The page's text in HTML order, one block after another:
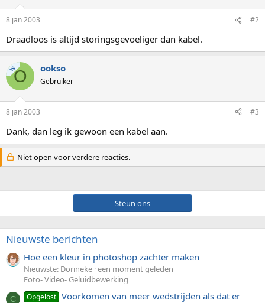
8 jan 2003 #2
Draadloos is altijd storingsgevoeliger dan kabel.
TSO ookso
Gebruiker
8 jan 2003 #3
Dank, dan leg ik gewoon een kabel aan.
Niet open voor verdere reacties.
Steun ons
Nieuwste berichten
Hoe een kleur in photoshop zachter maken
Nieuwste: Dorineke een moment geleden
Foto- Video- Geluidbewerking
C Opgelost Voorkomen van meer wedstrijden als dat er